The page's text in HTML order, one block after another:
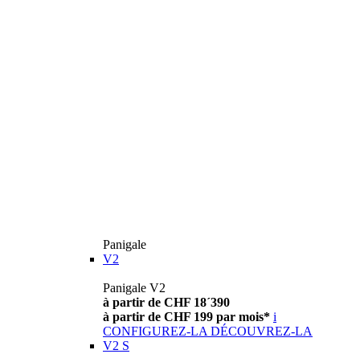
Panigale
V2
Panigale V2
à partir de CHF 18´390
à partir de CHF 199 par mois* i
CONFIGUREZ-LA DÉCOUVREZ-LA
V2 S